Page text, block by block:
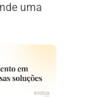
uma